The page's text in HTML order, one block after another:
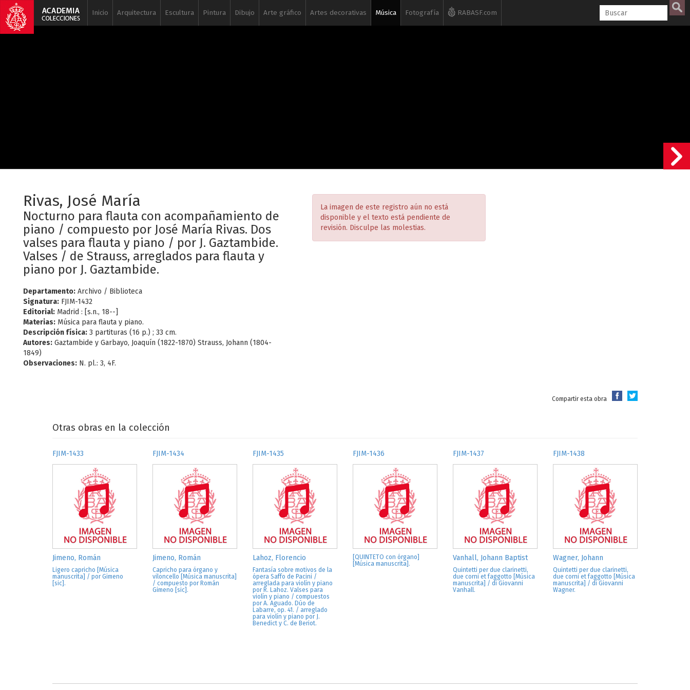
Inicio Arquitectura Escultura Pintura Dibujo Arte gráfico Artes decorativas Música Fotografía RABASF.com
Rivas, José María
Nocturno para flauta con acompañamiento de
piano / compuesto por José María Rivas. Dos
valses para flauta y piano / por J. Gaztambide.
Valses / de Strauss, arreglados para flauta y
piano por J. Gaztambide.
Departamento: Archivo / Biblioteca
Signatura: FJIM-1432
Editorial: Madrid : [s.n., 18--]
Materias: Música para flauta y piano.
Descripción física: 3 partituras (16 p.) ; 33 cm.
Autores: Gaztambide y Garbayo, Joaquín (1822-1870) Strauss, Johann (1804-
1849)
Observaciones: N. pl.: 3, 4F.
La imagen de este registro aún no está
disponible y el texto está pendiente de
revisión. Disculpe las molestias.
Compartir esta obra
Otras obras en la colección
FJIM-1433
Jimeno, Román
Ligero capricho [Música
manuscrita] / por Gimeno
[sic].
FJIM-1434
Jimeno, Román
Capricho para órgano y
viloncello [Música manuscrita]
/ compuesto por Román
Gimeno [sic].
FJIM-1435
Lahoz, Florencio
Fantasía sobre motivos de la
ópera Saffo de Pacini /
arreglada para violín y piano
por R. Lahoz. Valses para
violín y piano / compuestos
por A. Aguado. Dúo de
Labarre, op. 41. / arreglado
para violín y piano por J.
Benedict y C. de Beriot.
FJIM-1436
[QUINTETO con órgano]
[Música manuscrita].
FJIM-1437
Vanhall, Johann Baptist
Quintetti per due clarinetti,
due corni et faggotto [Música
manuscrita] / di Giovanni
Vanhall.
FJIM-1438
Wagner, Johann
Quintetti per due clarinetti,
due corni et faggotto [Música
manuscrita] / di Giovanni
Wagner.